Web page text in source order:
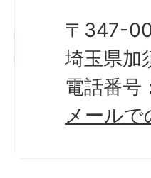
〒347-
埼玉県加
電話番
メール